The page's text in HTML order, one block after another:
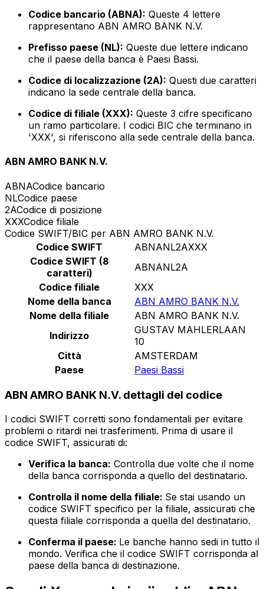
Codice bancario (ABNA): Queste 4 lettere
rappresentano ABN AMRO BANK N.V.
Prefisso paese (NL): Queste due lettere indicano
che il paese della banca è Paesi Bassi.
Codice di localizzazione (2A): Questi due caratteri
indicano la sede centrale della banca.
Codice di filiale (XXX): Queste 3 cifre specificano
un ramo particolare. I codici BIC che terminano in
'XXX', si riferiscono alla sede centrale della banca.
ABN AMRO BANK N.V.
ABNACodice bancario
NLCodice paese
2ACodice di posizione
XXXCodice filiale
Codice SWIFT/BIC per ABN AMRO BANK N.V.
Codice SWIFT
ABNANL2AXXX
Codice SWIFT (8
caratteri)
ABNANL2A
Codice filiale
XXX
Nome della banca
ABN AMRO BANK N.V.
Nome della filiale
ABN AMRO BANK N.V.
Indirizzo
GUSTAV MAHLERLAAN
10
Città
AMSTERDAM
Paese
Paesi Bassi
ABN AMRO BANK N.V. dettagli del codice
I codici SWIFT corretti sono fondamentali per evitare
problemi o ritardi nei trasferimenti. Prima di usare il
codice SWIFT, assicurati di:
Verifica la banca: Controlla due volte che il nome
della banca corrisponda a quello del destinatario.
Controlla il nome della filiale: Se stai usando un
codice SWIFT specifico per la filiale, assicurati che
questa filiale corrisponda a quella del destinatario.
Conferma il paese: Le banche hanno sedi in tutto il
mondo. Verifica che il codice SWIFT corrisponda al
paese della banca di destinazione.